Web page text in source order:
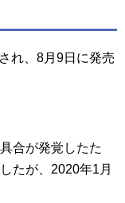
れ、8月9日に発売
合が発覚したた
たが、2020年1月